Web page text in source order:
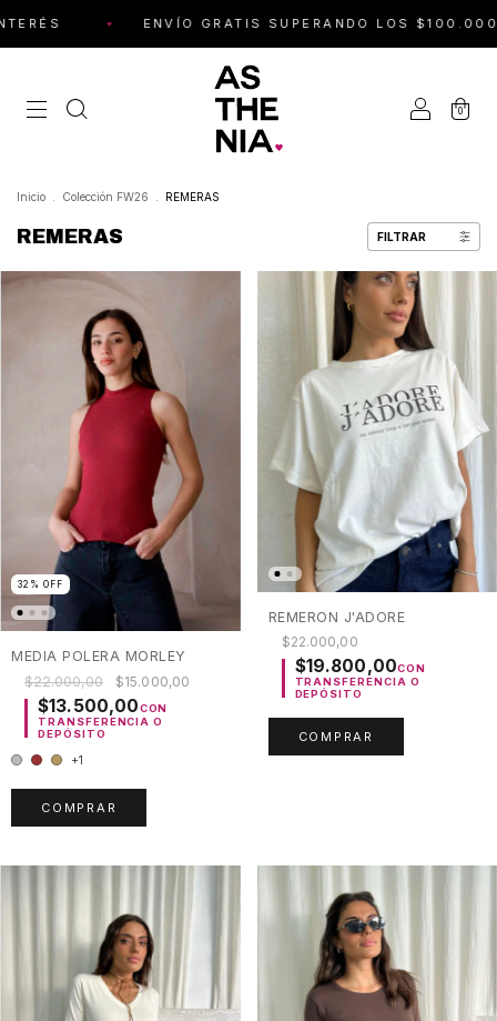
ENVÍO GRATIS SUPERANDO LOS $100.000 · 10% OFF
0
Inicio Colección FW26 REMERAS
REMERAS FILTRAR
32 % OFF
MEDIA POLERA MORLEY
$22.000,00 $15.000,00
$13.500,00CON
TRANSFERENCIA O
DEPÓSITO
+1
COMPRAR
REMERON J'ADORE
$22.000,00
$19.800,00CON
TRANSFERENCIA O
DEPÓSITO
COMPRAR